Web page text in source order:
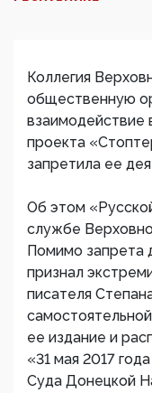
Коллегия
общественную
взаимодействие
проекта
запретила ее
Об этом
службе
Помимо запрета
признал
писателя
ее издание и
«31 мая 2017
Суда Донецкой